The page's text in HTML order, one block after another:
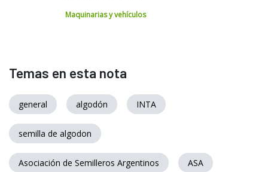
Maquinarias y vehículos
Temas en esta nota
general algodón INTA
semilla de algodon
Asociación de Semilleros Argentinos ASA